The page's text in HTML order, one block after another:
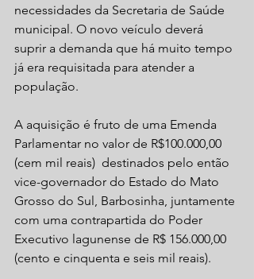
necessidades da Secretaria de Saúde
municipal. O novo veículo deverá
suprir a demanda que há muito tempo
já era requisitada para atender a
população.
A aquisição é fruto de uma Emenda
Parlamentar no valor de R$100.000,00
(cem mil reais)  destinados pelo então
vice-governador do Estado do Mato
Grosso do Sul, Barbosinha, juntamente
com uma contrapartida do Poder
Executivo lagunense de R$ 156.000,00
(cento e cinquenta e seis mil reais).